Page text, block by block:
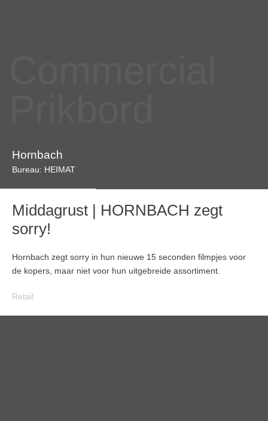
Hornbach
Bureau: HEIMAT
Middagrust | HORNBACH zegt
sorry!
Hornbach zegt sorry in hun nieuwe 15 seconden filmpjes voor
de kopers, maar niet voor hun uitgebreide assortiment.
Retail